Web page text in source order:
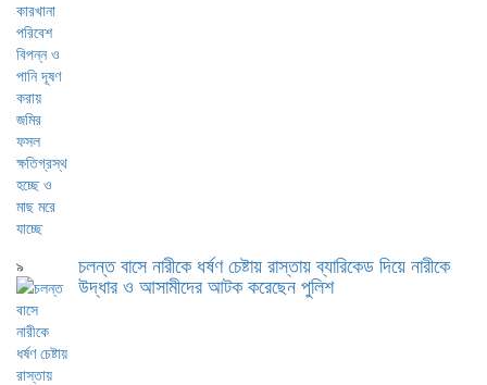
৯ চলন্ত বাসে নারীকে ধর্ষণ চেষ্টায় রাস্তায় ব্যারিকেড দিয়ে নারীকে
উদ্ধার ও আসামীদের আটক করেছেন পুলিশ